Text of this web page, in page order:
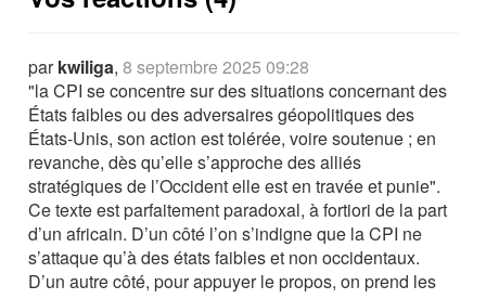
parkwiliga,8 septembre 2025 09:28
"la CPI se concentre sur des situations concernant des
États faibles ou des adversaires géopolitiques des
États-Unis, son action est tolérée, voire soutenue ; en
revanche, dès qu’elle s’approche des alliés
stratégiques de l’Occident elle est en travée et punie".
Ce texte est parfaitement paradoxal, à fortiori de la part
d’un africain. D’un côté l’on s’indigne que la CPI ne
s’attaque qu’à des états faibles et non occidentaux.
D’un autre côté, pour appuyer le propos, on prend les